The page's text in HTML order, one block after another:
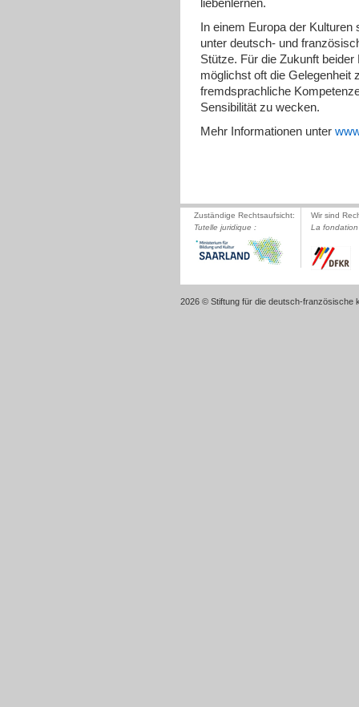
liebenlernen.
In einem Europa der
unter deutsch- und
Stütze. Für die Zukunft
möglichst oft die Gelegenheit
fremdsprachliche
Sensibilität zu wecken.
Mehr Informationen unter
Zuständige Rechtsaufsicht:
Tutelle juridique :
Wir sind
La
2026 © Stiftung für die deutsch-französische